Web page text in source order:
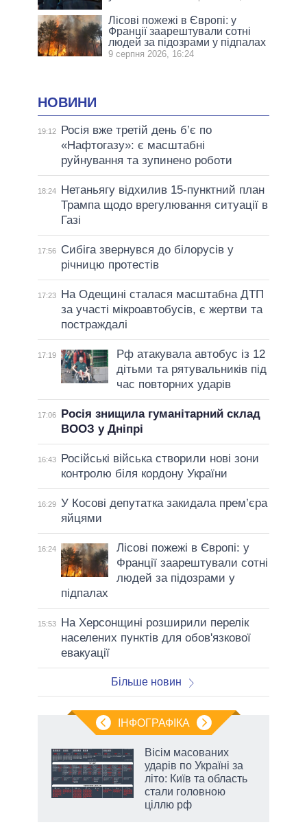
Лісові пожежі в Європі: у
Франції заарештували сотні
людей за підозрами у підпалах
9 серпня 2026, 16:24
НОВИНИ
19:12
Росія вже третій день б’є по
«Нафтогазу»: є масштабні
руйнування та зупинено роботи
18:24
Нетаньягу відхилив 15-пунктний план
Трампа щодо врегулювання ситуації в
Газі
17:56
Сибіга звернувся до білорусів у
річницю протестів
17:23
На Одещині сталася масштабна ДТП
за участі мікроавтобусів, є жертви та
постраждалі
17:19
Рф атакувала автобус із 12
дітьми та рятувальників під
час повторних ударів
17:06
Росія знищила гуманітарний склад
ВООЗ у Дніпрі
16:43
Російські війська створили нові зони
контролю біля кордону України
16:29 У Косові депутатка закидала прем’єра
яйцями
16:24
Лісові пожежі в Європі: у
Франції заарештували сотні
людей за підозрами у
підпалах
15:53
На Херсонщині розширили перелік
населених пунктів для обов'язкової
евакуації
Більше новин
ІНФОГРАФІКА
Вісім масованих
ударів по Україні за
літо: Київ та область
стали головною
ціллю рф